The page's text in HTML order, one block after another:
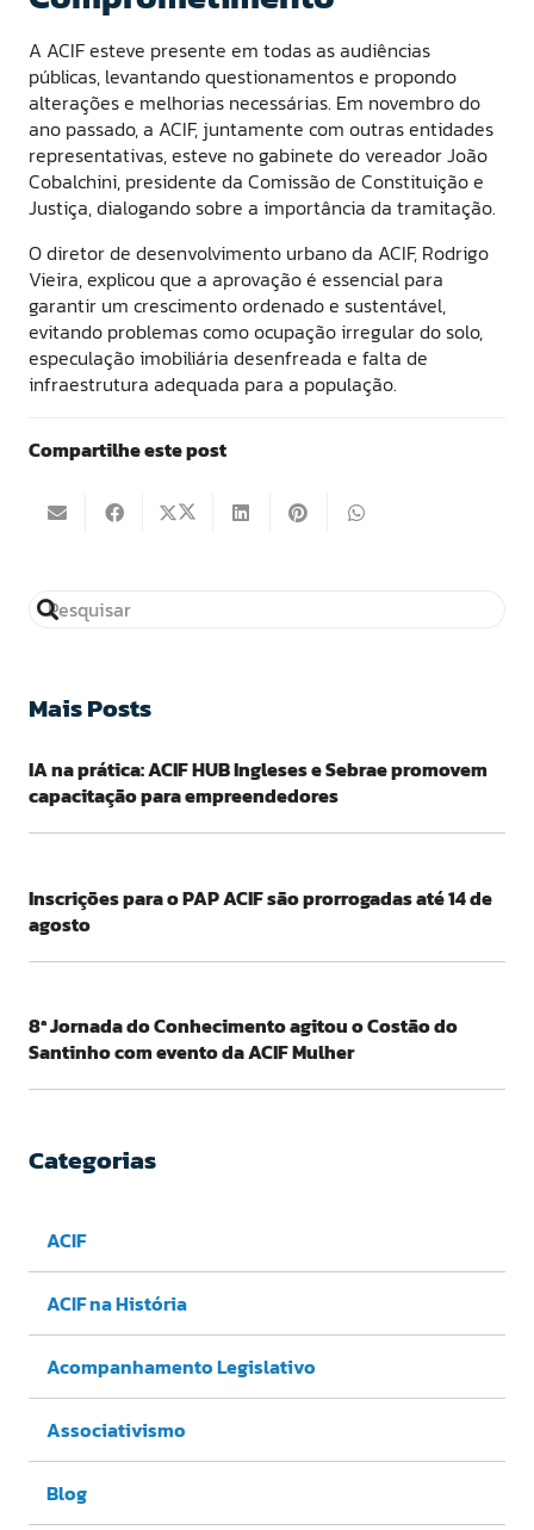
A ACIF esteve presente em todas as audiências
públicas, levantando questionamentos e propondo
alterações e melhorias necessárias. Em novembro do
ano passado, a ACIF, juntamente com outras entidades
representativas, esteve no gabinete do vereador João
Cobalchini, presidente da Comissão de Constituição e
Justiça, dialogando sobre a importância da tramitação.
O diretor de desenvolvimento urbano da ACIF, Rodrigo
Vieira, explicou que a aprovação é essencial para
garantir um crescimento ordenado e sustentável,
evitando problemas como ocupação irregular do solo,
especulação imobiliária desenfreada e falta de
infraestrutura adequada para a população.
Compartilhe este post
Mais Posts
IA na prática: ACIF HUB Ingleses e Sebrae promovem
capacitação para empreendedores
Inscrições para o PAP ACIF são prorrogadas até 14 de
agosto
8ª Jornada do Conhecimento agitou o Costão do
Santinho com evento da ACIF Mulher
Categorias
ACIF
ACIF na História
Acompanhamento Legislativo
Associativismo
Blog